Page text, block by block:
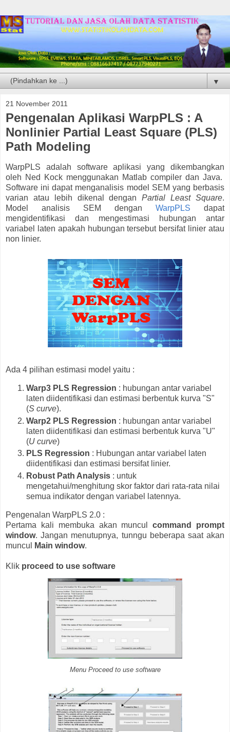
▼
21 November 2011
Pengenalan Aplikasi WarpPLS : A
Nonlinier Partial Least Square (PLS)
Path Modeling
WarpPLS adalah software aplikasi yang dikembangkan
oleh Ned Kock menggunakan Matlab compiler dan Java.
Software ini dapat menganalisis model SEM yang berbasis
varian atau lebih dikenal denganPartial Least Square.
Model analisis SEM dengan WarpPLS dapat
mengidentifikasi dan mengestimasi hubungan antar
variabel laten apakah hubungan tersebut bersifat linier atau
non linier.
Ada 4 pilihan estimasi model yaitu :
Warp3 PLS Regression : hubungan antar variabel
laten diidentifikasi dan estimasi berbentuk kurva "S"
(S curve).
Warp2 PLS Regression : hubungan antar variabel
laten diidentifikasi dan estimasi berbentuk kurva "U"
(U curve)
PLS Regression : Hubungan antar variabel laten
diidentifikasi dan estimasi bersifat linier.
Robust Path Analysis : untuk
mengetahui/menghitung skor faktor dari rata-rata nilai
semua indikator dengan variabel latennya.
Pengenalan WarpPLS 2.0 :
Pertama kali membuka akan munculcommand prompt
window. Jangan menutupnya, tunngu beberapa saat akan
muncul
Main window.
Klik proceed to use software
Menu Proceed to use software